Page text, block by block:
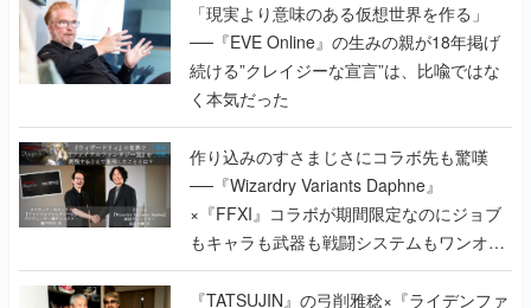
「現実より意味のある仮想世界を作る」
──『EVE Online』の生みの親が18年掲げ
続ける”クレイジーな宣言”は、比喩ではな
く本気だった
作り込みのすさまじさにコラボ先も驚嘆
──『Wizardry Variants Daphne』
×『FFXI』コラボが期間限定なのにジョブ
もキャラも武器も戦闘システムもワンオフ
で作り込まれた理由を両ディレクターに聞
く
『TATSUJIN』の弓削雅稔×『ライデンファ